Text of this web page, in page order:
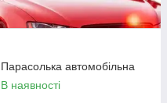
Парасолька автомобільна
В наявності